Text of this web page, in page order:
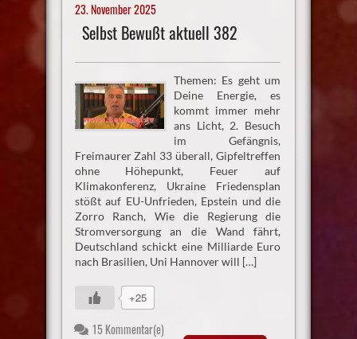
23. November 2025
Selbst Bewußt aktuell 382
Themen: Es geht um
Deine Energie, es
kommt immer mehr
ans Licht, 2. Besuch
im Gefängnis,
Freimaurer Zahl 33 überall, Gipfeltreffen
ohne Höhepunkt, Feuer auf
Klimakonferenz, Ukraine Friedensplan
stößt auf EU-Unfrieden, Epstein und die
Zorro Ranch, Wie die Regierung die
Stromversorgung an die Wand fährt,
Deutschland schickt eine Milliarde Euro
nach Brasilien, Uni Hannover will […]
+25
15 Kommentar(e)